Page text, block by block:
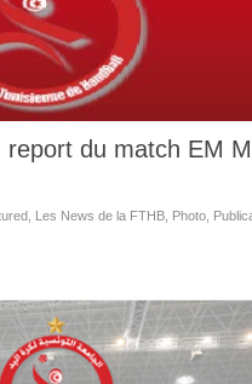
du match EM
Les News de la FTHB Photo